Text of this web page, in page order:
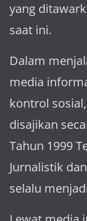
yang
saat ini.
Dalam
media
kontrol
disajikan
Tahun 1999
Jurnalistik
selalu